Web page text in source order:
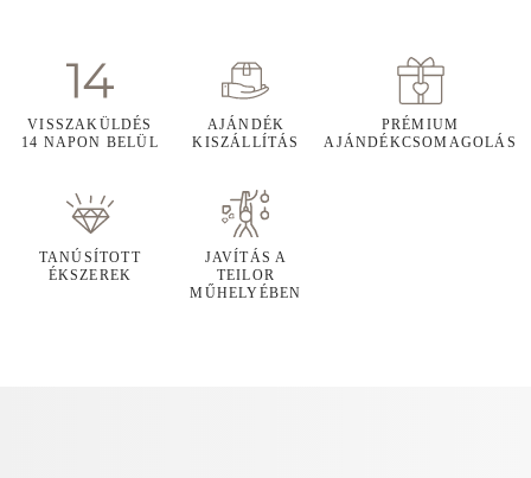
VISSZAKÜLDÉS
14 NAPON BELÜL
AJÁNDÉK
KISZÁLLÍTÁS
PRÉMIUM
AJÁNDÉKCSOMAGOLÁS
TANÚSÍTOTT
ÉKSZEREK
JAVÍTÁS A
TEILOR
MŰHELYÉBEN